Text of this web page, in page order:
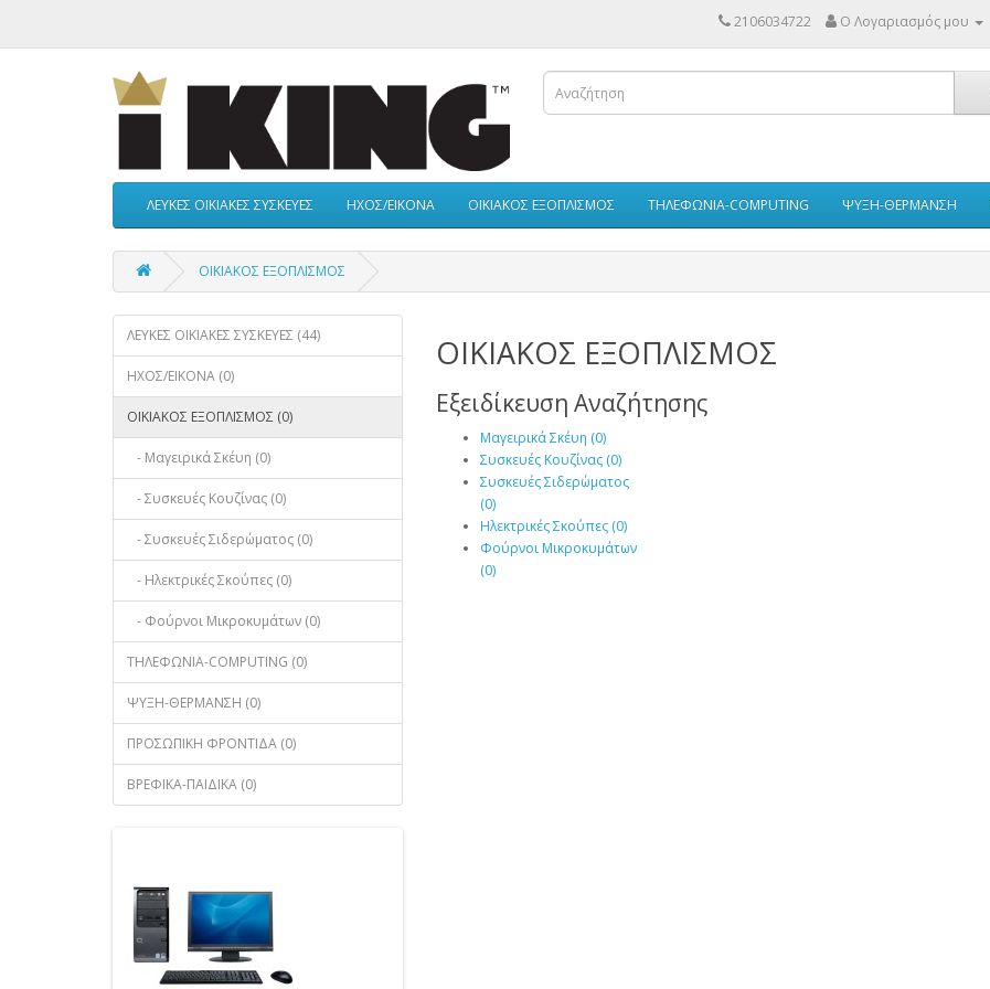
2106034722 Ο Λογαριασμός μου
ΛΕΥΚΕΣ ΟΙΚΙΑΚΕΣ ΣΥΣΚΕΥΕΣ ΗΧΟΣ/ΕΙΚΟΝΑ ΟΙΚΙΑΚΟΣ ΕΞΟΠΛΙΣΜΟΣ ΤΗΛΕΦΩΝΙΑ-COMPUTING ΨΥΞΗ-ΘΕΡΜΑΝΣΗ
ΟΙΚΙΑΚΟΣ ΕΞΟΠΛΙΣΜΟΣ
ΛΕΥΚΕΣ ΟΙΚΙΑΚΕΣ ΣΥΣΚΕΥΕΣ (44)
ΗΧΟΣ/ΕΙΚΟΝΑ (0)
ΟΙΚΙΑΚΟΣ ΕΞΟΠΛΙΣΜΟΣ (0)
- Μαγειρικά Σκέυη (0)
- Συσκευές Κουζίνας (0)
- Συσκευές Σιδερώματος (0)
- Ηλεκτρικές Σκούπες (0)
- Φούρνοι Μικροκυμάτων (0)
ΤΗΛΕΦΩΝΙΑ-COMPUTING (0)
ΨΥΞΗ-ΘΕΡΜΑΝΣΗ (0)
ΠΡΟΣΩΠΙΚΗ ΦΡΟΝΤΙΔΑ (0)
ΒΡΕΦΙΚΑ-ΠΑΙΔΙΚΑ (0)
ΟΙΚΙΑΚΟΣ ΕΞΟΠΛΙΣΜΟΣ
Εξειδίκευση Αναζήτησης
Μαγειρικά Σκέυη (0)
Συσκευές Κουζίνας (0)
Συσκευές Σιδερώματος
(0)
Ηλεκτρικές Σκούπες (0)
Φούρνοι Μικροκυμάτων
(0)